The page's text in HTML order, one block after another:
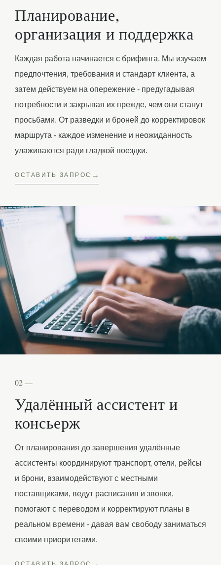
Планирование,
организация и поддержка
Каждая работа начинается с брифинга. Мы изучаем
предпочтения, требования и стандарт клиента, а
затем действуем на опережение - предугадывая
потребности и закрывая их прежде, чем они станут
просьбами. От разведки и броней до корректировок
маршрута - каждое изменение и неожиданность
улаживаются ради гладкой поездки.
ОСТАВИТЬ ЗАПРОС
02 —
Удалённый ассистент и
консьерж
От планирования до завершения удалённые
ассистенты координируют транспорт, отели, рейсы
и брони, взаимодействуют с местными
поставщиками, ведут расписания и звонки,
помогают с переводом и корректируют планы в
реальном времени - давая вам свободу заниматься
своими приоритетами.